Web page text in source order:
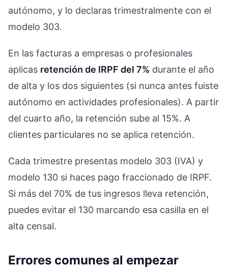
autónomo, y lo declaras trimestralmente con el
modelo 303.
En las facturas a empresas o profesionales
aplicas retención de IRPF del 7% durante el año
de alta y los dos siguientes (si nunca antes fuiste
autónomo en actividades profesionales). A partir
del cuarto año, la retención sube al 15%. A
clientes particulares no se aplica retención.
Cada trimestre presentas modelo 303 (IVA) y
modelo 130 si haces pago fraccionado de IRPF.
Si más del 70% de tus ingresos lleva retención,
puedes evitar el 130 marcando esa casilla en el
alta censal.
Errores comunes al empezar